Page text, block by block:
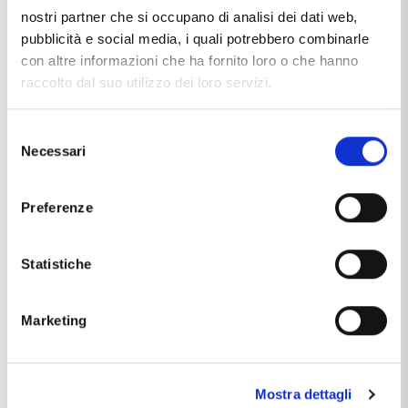
nostri partner che si occupano di analisi dei dati web,
pubblicità e social media, i quali potrebbero combinarle
con altre informazioni che ha fornito loro o che hanno
raccolto dal suo utilizzo dei loro servizi.
delNecessari
Preferenze
Statistiche
Marketing
Mostra dettagli
WORLDWIDE
(EXTRA-UE)
Far all international destination (extra-UE) tarifs are
rates are variable depending on the country and can be
Depending on country